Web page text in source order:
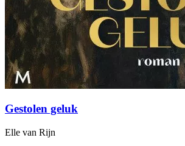
Gestolen geluk
Elle van Rijn